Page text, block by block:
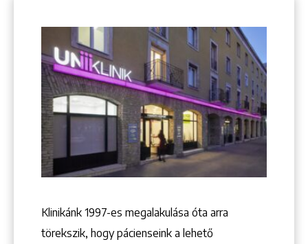
Keresés
Klinikánk 1997-­es megalakulása óta arra
törekszik, hogy pácienseink a lehető